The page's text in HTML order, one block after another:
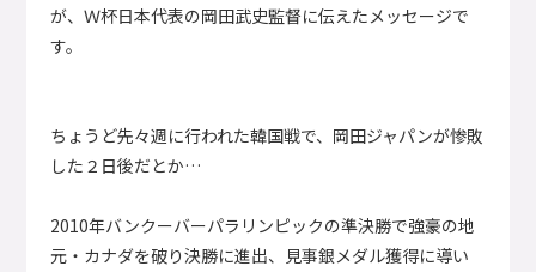
が、Ｗ杯日本代表の岡田武史監督に伝えたメッセージで
す。
ちょうど先々週に行われた韓国戦で、岡田ジャパンが惨敗
した２日後だとか…
2010年バンクーバーパラリンピックの準決勝で強豪の地
元・カナダを破り決勝に進出、見事銀メダル獲得に導い